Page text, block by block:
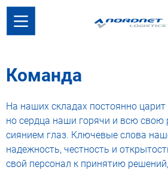
Команда
На наших складах постоянно
но сердца наши горячи и всю
сиянием глаз. Ключевые слова
надежность, честность и
свой персонал к принятию